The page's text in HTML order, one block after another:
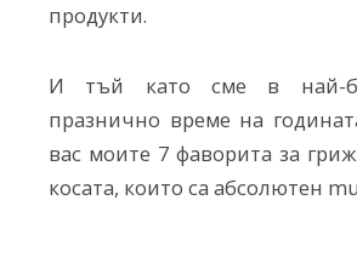
продукти.
И тъй като сме в най-
празнично време на
вас моите 7 фаворита за
косата, които са абсолютен